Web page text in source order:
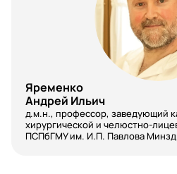
Яременко
Андрей Ильич
д.м.н., профессор, заведующий
хирургической и челюстно-
ПСПбГМУ им. И.П. Павлова